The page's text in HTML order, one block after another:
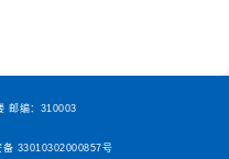
邮编：310003
备 33010302000857号